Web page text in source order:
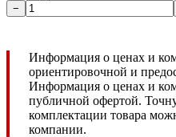
Информация о ценах и
ориентировочной и
Информация о ценах и
публичной офертой.
комплектации товара
компании.